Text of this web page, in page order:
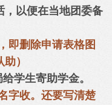
，以便在当地团委备
即删除申请表格图
）
学生寄助学金。
字收。还要写清楚